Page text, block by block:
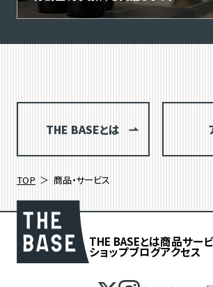
THE BASEとは
TOP 商品・サービス
THE BASEとは商品サー
ショップブログアクセス